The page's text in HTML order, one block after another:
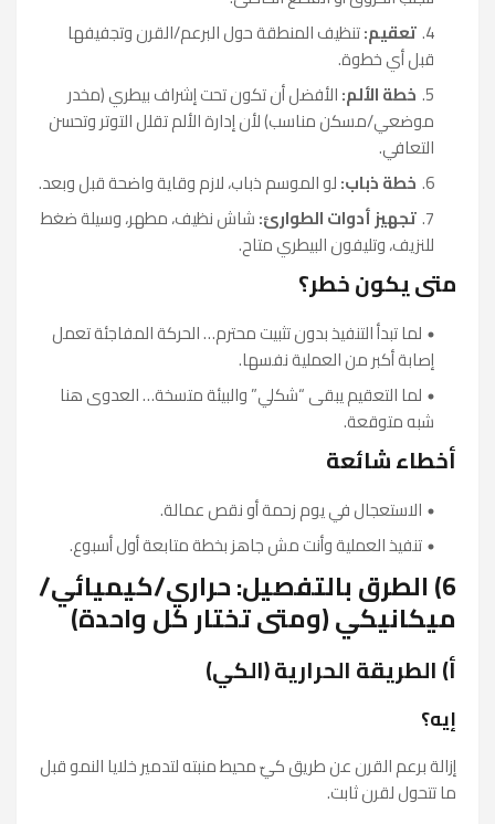
تعقيم:تنظيف المنطقة حول البرعم/القرن وتجفيفها
قبل أي خطوة.
خطة الألم:الأفضل أن تكون تحت إشراف بيطري (مخدر
موضعي/مسكن مناسب) لأن إدارة الألم تقلل التوتر وتحسن
التعافي.
خطة ذباب:لو الموسم ذباب، لازم وقاية واضحة قبل وبعد.
تجهيز أدوات الطوارئ:شاش نظيف، مطهر، وسيلة ضغط
للنزيف، وتليفون البيطري متاح.
متى يكون خطر؟
لما تبدأ التنفيذ بدون تثبيت محترم… الحركة المفاجئة تعمل
إصابة أكبر من العملية نفسها.
لما التعقيم يبقى “شكلي” والبيئة متسخة… العدوى هنا
شبه متوقعة.
أخطاء شائعة
الاستعجال في يوم زحمة أو نقص عمالة.
تنفيذ العملية وأنت مش جاهز بخطة متابعة أول أسبوع.
6) الطرق بالتفصيل: حراري/كيميائي/
ميكانيكي (ومتى تختار كل واحدة)
أ) الطريقة الحرارية (الكي)
إيه؟
إزالة برعم القرن عن طريق كيّ محيط منبته لتدمير خلايا النمو قبل
ما تتحول لقرن ثابت.